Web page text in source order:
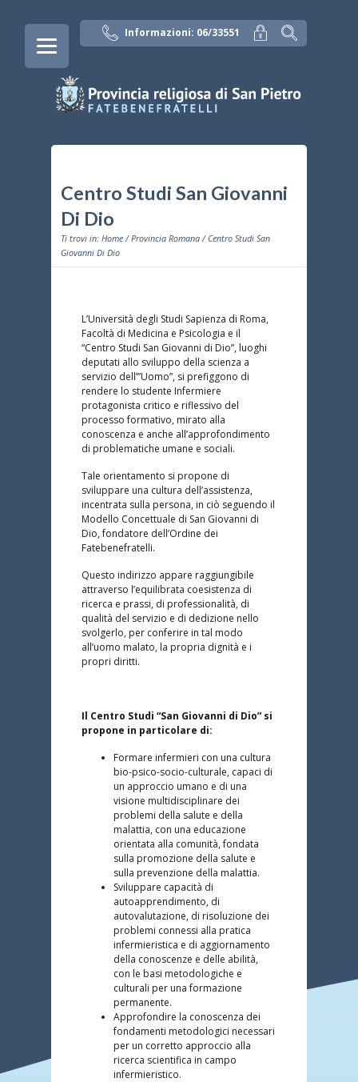
Informazioni: 06/33551
Centro Studi San Giovanni
Di Dio
Ti trovi in: Home /Provincia Romana / Centro Studi San
Giovanni Di Dio
L’Università degli Studi Sapienza di Roma,
Facoltà di Medicina e Psicologia e il
“Centro Studi San Giovanni di Dio”, luoghi
deputati allo sviluppo della scienza a
servizio dell’”Uomo”, si prefiggono di
rendere lo studente Infermiere
protagonista critico e riflessivo del
processo formativo, mirato alla
conoscenza e anche all’approfondimento
di problematiche umane e sociali.
Tale orientamento si propone di
sviluppare una cultura dell’assistenza,
incentrata sulla persona, in ciò seguendo il
Modello Concettuale di San Giovanni di
Dio, fondatore dell’Ordine dei
Fatebenefratelli.
Questo indirizzo appare raggiungibile
attraverso l’equilibrata coesistenza di
ricerca e prassi, di professionalità, di
qualità del servizio e di dedizione nello
svolgerlo, per conferire in tal modo
all’uomo malato, la propria dignità e i
propri diritti.
Il Centro Studi “San Giovanni di Dio” si
propone in particolare di:
Formare infermieri con una cultura
bio-psico-socio-culturale, capaci di
un approccio umano e di una
visione multidisciplinare dei
problemi della salute e della
malattia, con una educazione
orientata alla comunità, fondata
sulla promozione della salute e
sulla prevenzione della malattia.
Sviluppare capacità di
autoapprendimento, di
autovalutazione, di risoluzione dei
problemi connessi alla pratica
infermieristica e di aggiornamento
della conoscenze e delle abilità,
con le basi metodologiche e
culturali per una formazione
permanente.
Approfondire la conoscenza dei
fondamenti metodologici necessari
per un corretto approccio alla
ricerca scientifica in campo
infermieristico.